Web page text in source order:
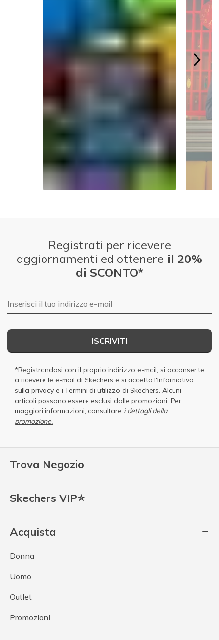
Trova Negozio
Skechers VIP⭐
Acquista
Donna
Uomo
Outlet
Promozioni
Registrati per ricevere
aggiornamenti ed ottenere il 20%
di SCONTO*
E-mail
ISCRIVITI
*Registrandosi con il proprio indirizzo e-mail, si acconsente
a ricevere le e-mail di Skechers e si accetta l'Informativa
sulla privacy e i Termini di utilizzo di Skechers. Alcuni
articoli possono essere esclusi dalle promozioni. Per
maggiori informazioni, consultare i dettagli della
promozione.